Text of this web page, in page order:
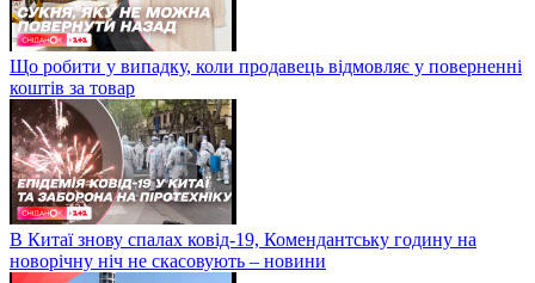
Що робити у випадку, коли продавець відмовляє у поверненні
коштів за товар
В Китаї знову спалах ковід-19, Комендантську годину на
новорічну ніч не скасовують – новини